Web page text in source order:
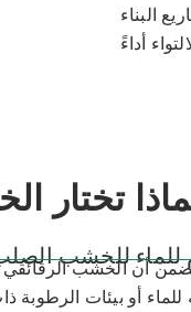
البناء
أداءً
تختار
للماء للخشب
يضمن أن الخشب
أو بيئات الرطوبة